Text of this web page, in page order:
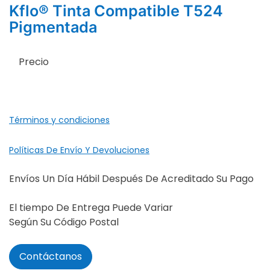
Kflo® Tinta Compatible T524
Pigmentada
Precio
Términos y condiciones
Políticas De Envío Y Devoluciones
Envíos Un Día Hábil Después De Acreditado Su Pago
El tiempo De Entrega Puede Variar
Según Su Código Postal
Contáctanos